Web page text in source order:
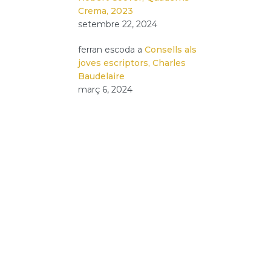
Crema, 2023
setembre 22, 2024
ferran escoda a Consells als
joves escriptors, Charles
Baudelaire
març 6, 2024